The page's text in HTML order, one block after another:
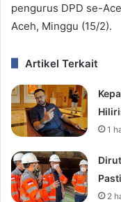
pengurus DPD se-
Aceh, Minggu (15/2).
Artikel Terkait
1
2